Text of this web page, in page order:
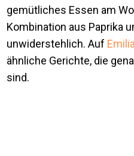
gemütliches Essen am
Kombination aus Paprika
unwiderstehlich. Auf
ähnliche Gerichte, die
sind.